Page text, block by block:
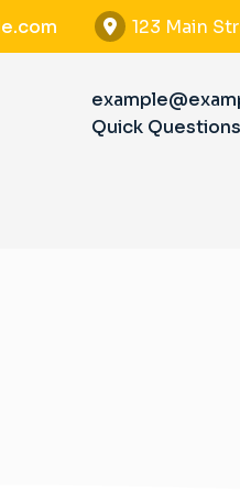
123 Main
Quick